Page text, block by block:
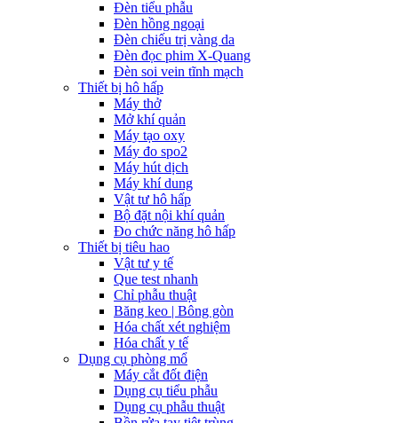
Đèn tiểu phẫu
Đèn hồng ngoại
Đèn chiếu trị vàng da
Đèn đọc phim X-Quang
Đèn soi vein tĩnh mạch
Thiết bị hô hấp
Máy thở
Mở khí quản
Máy tạo oxy
Máy đo spo2
Máy hút dịch
Máy khí dung
Vật tư hô hấp
Bộ đặt nội khí quản
Đo chức năng hô hấp
Thiết bị tiêu hao
Vật tư y tế
Que test nhanh
Chỉ phẫu thuật
Băng keo | Bông gòn
Hóa chất xét nghiệm
Hóa chất y tế
Dụng cụ phòng mổ
Máy cắt đốt điện
Dụng cụ tiểu phẫu
Dụng cụ phẫu thuật